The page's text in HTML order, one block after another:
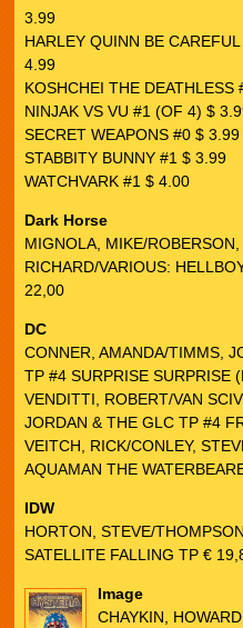
3.99
HARLEY QUINN BE
4.99
KOSHCHEI THE
NINJAK VS VU #1 (OF 4) $
SECRET WEAPONS #0 $ 3.99
STABBITY BUNNY #1 $ 3.99
WATCHVARK #1 $ 4.00
Dark Horse
MIGNOLA, MIKE/
RICHARD/VARIOUS:
22,00
DC
CONNER, AMANDA/TIMMS,
TP #4 SURPRISE SURPRISE
VENDITTI, ROBERT/VAN
JORDAN & THE GLC TP #4
VEITCH, RICK/CONLEY,
AQUAMAN THE
IDW
HORTON, STEVE/
SATELLITE FALLING TP €
Image
CHAYKIN,